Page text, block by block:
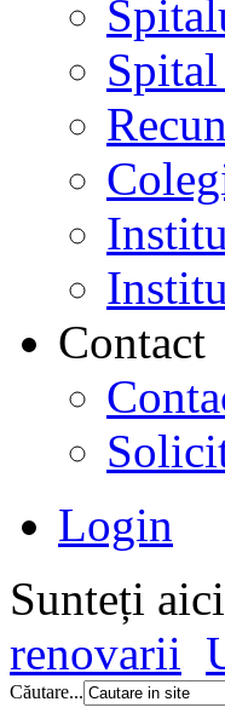
Spital
Contact
Login
Sunteți
renovarii
Căutare...